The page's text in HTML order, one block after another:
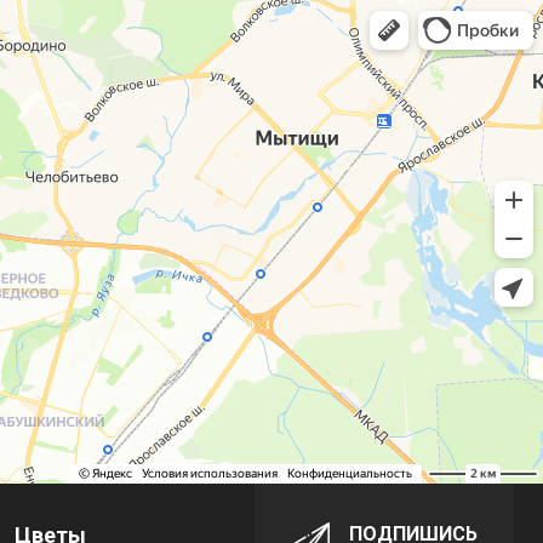
Цветы ПОДПИШИСЬ